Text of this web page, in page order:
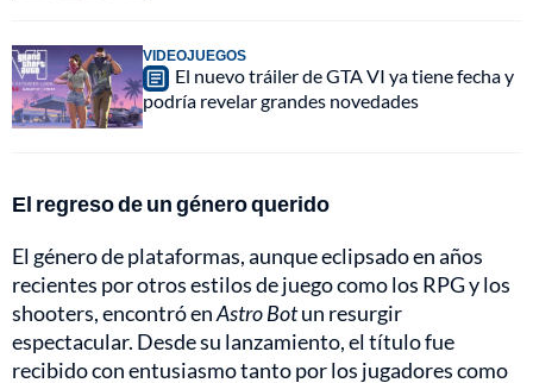
VIDEOJUEGOS
El nuevo tráiler de GTA VI ya tiene fecha y
podría revelar grandes novedades
El regreso de un género querido
El género de plataformas, aunque eclipsado en años
recientes por otros estilos de juego como los RPG y los
shooters, encontró enAstro Botun resurgir
espectacular. Desde su lanzamiento, el título fue
recibido con entusiasmo tanto por los jugadores como